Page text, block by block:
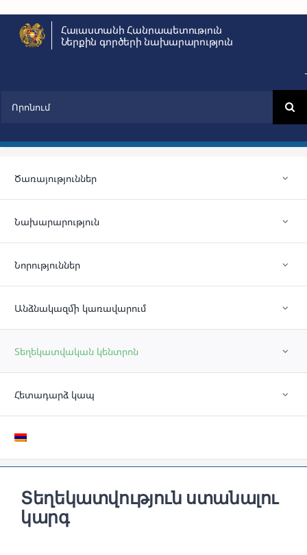
content
Հայաստանի Հանրապետություն
Ներքին գործերի նախարարություն
Ծառայություններ
Նախարարություն
Նորություններ
Անձնակազմի կառավարում
Տեղեկատվական կենտրոն
Հետադարձ կապ
Տեղեկատվություն ստանալու
կարգ